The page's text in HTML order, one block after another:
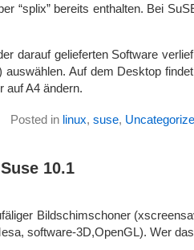
“splix” bereits enthalten. Bei
darauf gelieferten Software
auswählen. Auf dem Desktop
auf A4 ändern.
Posted in linux, suse,
10.1
Bildschimschoner
software-3D,OpenGL). Wer